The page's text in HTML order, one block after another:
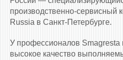
производственно-сервисный
Russia в Санкт-Петербурге.
У профессионалов Smagresta
высокое качество